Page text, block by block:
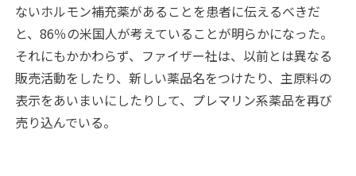
ないホルモン補充薬があることを患者に伝えるべきだ
と、86％の米国人が考えていることが明らかになった。
それにもかかわらず、ファイザー社は、以前とは異なる
販売活動をしたり、新しい薬品名をつけたり、主原料の
表示をあいまいにしたりして、プレマリン系薬品を再び
売り込んでいる。